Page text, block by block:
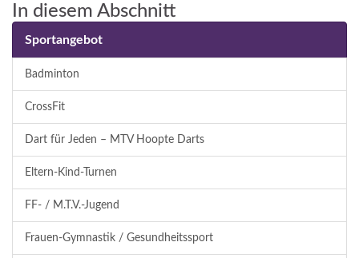
In diesem Abschnitt
Sportangebot
Badminton
CrossFit
Dart für Jeden – MTV Hoopte Darts
Eltern-Kind-Turnen
FF- / M.T.V.-Jugend
Frauen-Gymnastik / Gesundheitssport